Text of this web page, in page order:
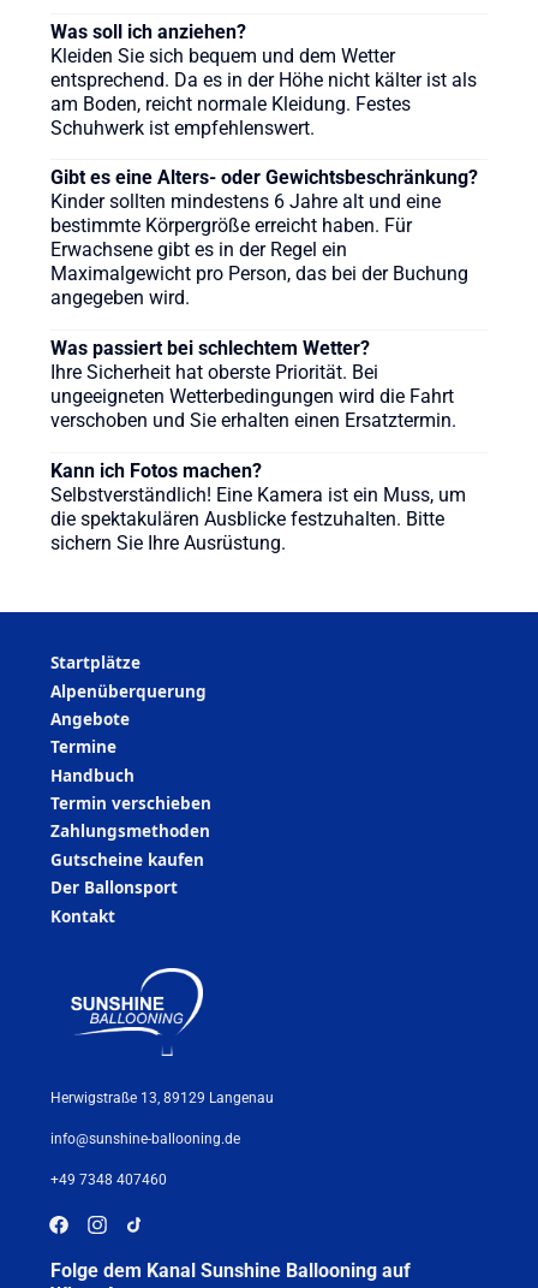
Was soll ich anziehen?
Kleiden Sie sich bequem und dem Wetter
entsprechend. Da es in der Höhe nicht kälter ist als
am Boden, reicht normale Kleidung. Festes
Schuhwerk ist empfehlenswert.
Gibt es eine Alters- oder Gewichtsbeschränkung?
Kinder sollten mindestens 6 Jahre alt und eine
bestimmte Körpergröße erreicht haben. Für
Erwachsene gibt es in der Regel ein
Maximalgewicht pro Person, das bei der Buchung
angegeben wird.
Was passiert bei schlechtem Wetter?
Ihre Sicherheit hat oberste Priorität. Bei
ungeeigneten Wetterbedingungen wird die Fahrt
verschoben und Sie erhalten einen Ersatztermin.
Kann ich Fotos machen?
Selbstverständlich! Eine Kamera ist ein Muss, um
die spektakulären Ausblicke festzuhalten. Bitte
sichern Sie Ihre Ausrüstung.
Startplätze
Alpenüberquerung
Angebote
Termine
Handbuch
Termin verschieben
Zahlungsmethoden
Gutscheine kaufen
Der Ballonsport
Kontakt
Herwigstraße 13, 89129 Langenau
info@sunshine-ballooning.de
+49 7348 407460
Folge dem Kanal Sunshine Ballooning auf